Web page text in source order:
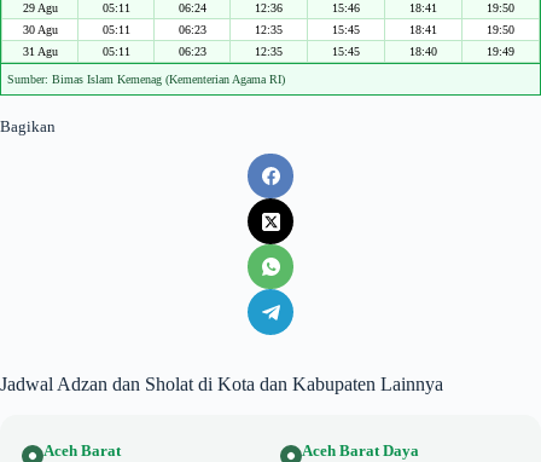
29 Agu
05:11 06:24 12:36 15:46 18:41
19:50
30 Agu
05:11 06:23 12:35 15:45 18:41
19:50
31 Agu
05:11 06:23 12:35 15:45 18:40 19:49
Sumber: Bimas Islam Kemenag (Kementerian Agama RI)
Bagikan
Jadwal Adzan dan Sholat di Kota dan Kabupaten Lainnya
Aceh Barat Aceh Barat Daya